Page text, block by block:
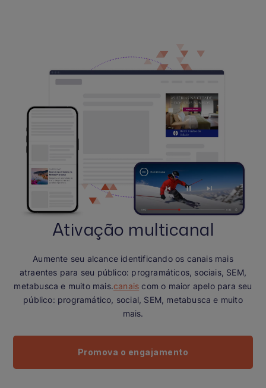
Ativação multicanal
Aumente seu alcance identificando os canais mais
atraentes para seu público: programáticos, sociais, SEM,
metabusca e muito mais.canais com o maior apelo para seu
público: programático, social, SEM, metabusca e muito
mais.
Promova o engajamento